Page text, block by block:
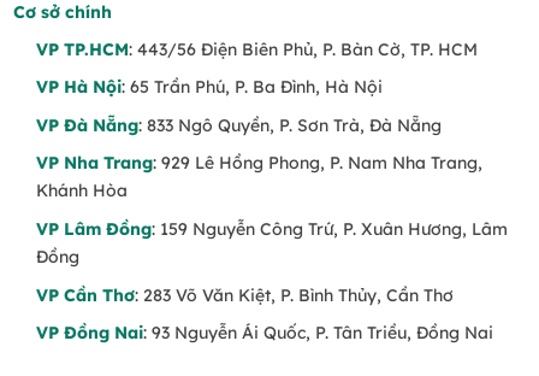
Cơ sở chính
VP TP.HCM: 443/56 Điện Biên Phủ, P. Bàn Cờ, TP. HCM
VP Hà Nội: 65 Trần Phú, P. Ba Đình, Hà Nội
VP Đà Nẵng: 833 Ngô Quyền, P. Sơn Trà, Đà Nẵng
VP Nha Trang: 929 Lê Hồng Phong, P. Nam Nha Trang,
Khánh Hòa
VP Lâm Đồng: 159 Nguyễn Công Trứ, P. Xuân Hương, Lâm
Đồng
VP Cần Thơ: 283 Võ Văn Kiệt, P. Bình Thủy, Cần Thơ
VP Đồng Nai: 93 Nguyễn Ái Quốc, P. Tân Triều, Đồng Nai